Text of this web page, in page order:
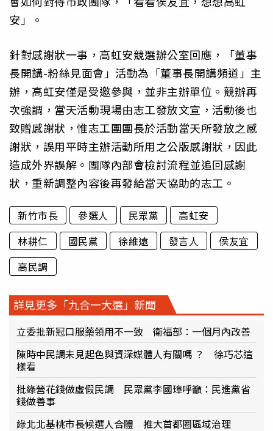
安」。
針對感謝狀一事，高虹安競選辦公室回應，「董事
長開講-粉絲見面會」活動為「董事長開講頻道」主
辦，高虹安僅是受邀參與，並非主辦單位。競辦再
次強調，當天活動現場由志工發放文宣，活動後也
致贈感謝狀，惟志工團團長於活動當天所發放之感
謝狀，誤用平時主辦活動所用之公版感謝狀，因此
造成外界誤解。團隊內部會檢討流程並追回感謝
狀，重新調整內容後再發給當天協助的志工。
新竹市長 參選人 民眾黨
高虹安
林耕仁
國民黨 徐維遠 發言人
侯友宜
高民調
詳見更多「九合一大選」新聞
立委批新冠口服藥領用不一致 衛福部：一個月內改善
陳時中民調未見起色與資深媒體人有關嗎 ？ 徐巧芯這
樣看
批綠營花錢做虛假民調 民眾黨李國璋呼籲：民進黨省
錢做善事
綠北北基桃市長候選人合體 推大首都圈區域治理